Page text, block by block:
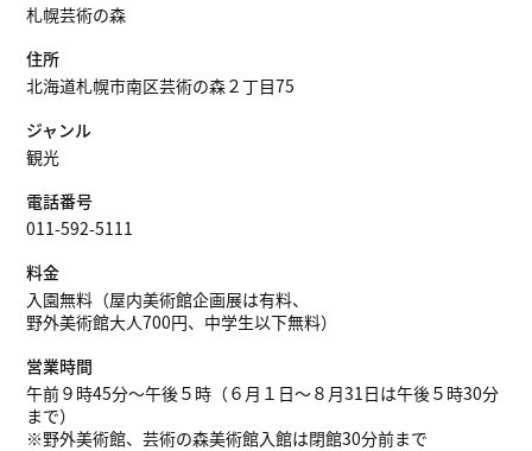
札幌芸術の森
住所
北海道札幌市南区芸術の森２丁目75
ジャンル
観光
電話番号
011-592-5111
料金
入園無料（屋内美術館企画展は有料、
野外美術館大人700円、中学生以下無料）
営業時間
午前９時45分～午後５時（６月１日～８月31日は午後５時30分
まで）
※野外美術館、芸術の森美術館入館は閉館30分前まで